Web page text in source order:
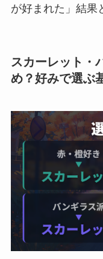
が好まれた」結果
スカーレット・
め？好みで選ぶ